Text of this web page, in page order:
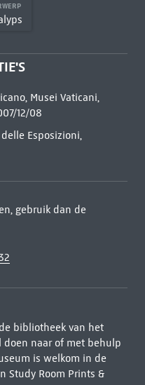
Musei Vaticani,
12/08
Esposizioni,
gebruik dan de
bibliotheek van het
doen naar of met behulp
is welkom in de
Study Room Prints &